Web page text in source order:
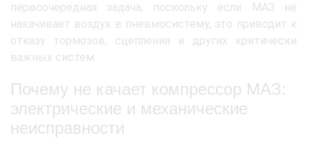
первоочередная задача, поскольку если МАЗ не
накачивает воздух в пневмосистему, это приводит к
отказу тормозов, сцепления и других критически
важных систем.
Почему не качает компрессор МАЗ:
электрические и механические
неисправности